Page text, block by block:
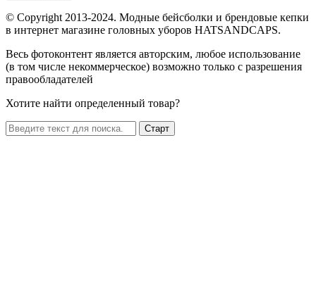
© Copyright 2013-2024. Модные бейсболки и брендовые кепки
в интернет магазине головных уборов HATSANDCAPS.
Весь фотоконтент является авторским, любое использование
(в том числе некоммерческое) возможно только с разрешения
правообладателей
Хотите найти определенный товар?
Старт